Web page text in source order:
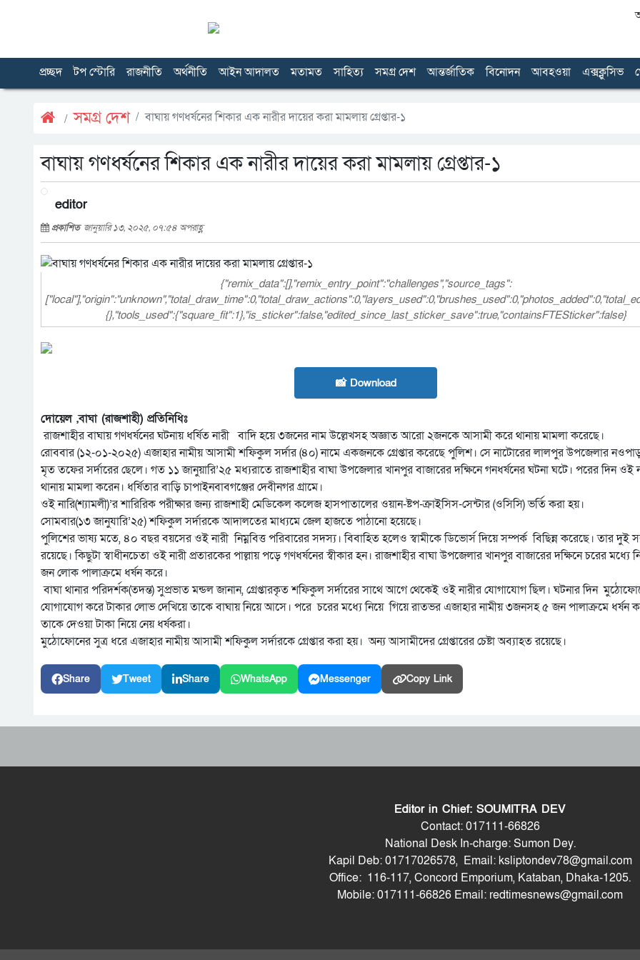
প্রচ্ছদ টপ স্টোরি রাজনীতি অর্থনীতি আইন আদালত মতামত সাহিত্য সমগ্র দেশ আন্তর্জাতিক বিনোদন আবহওয়া এক্সক্লুসিভ
সমগ্র দেশ বাঘায় গণধর্ষনের শিকার এক নারীর দায়ের করা মামলায় গ্রেপ্তার-১
বাঘায় গণধর্ষনের শিকার এক নারীর দায়ের করা মামলায় গ্রেপ্তার-১
editor
প্রকাশিত জানুয়ারি ১৩, ২০২৫, ০৭:৫৪ অপরাহ্ণ
{"remix_data":[],"remix_entry_point":"challenges","source_tags":
{},"tools_used":{"square_fit":1},"is_sticker":false,"edited_since_last_sticker_save":true,"containsFTESticker":false}
📸 Download
দোয়েল ,বাঘা (রাজশাহী) প্রতিনিধিঃ
রাজশাহীর বাঘায় গণধর্ষনের ঘটনায় ধর্ষিত নারী বাদি হয়ে ৩জনের নাম উল্লেখসহ অজ্ঞাত আরো ২জনকে আসামী করে থানায় মামলা করেছে।
রোববার (১২-০১-২০২৫) এজাহার নামীয় আসামী শফিকুল সর্দার (৪০) নামে একজনকে গ্রেপ্তার করেছে পুলিশ। সে নাটোরের লালপুর উপজেলার
মৃত তফের সর্দারের ছেলে। গত ১১ জানুয়ারি’২৫ মধ্যরাতে রাজশাহীর বাঘা উপজেলার খানপুর বাজারের দক্ষিনে গনধর্ষনের ঘটনা ঘটে। পরের দিন ওই
থানায় মামলা করেন। ধর্ষিতার বাড়ি চাপাইনবাবগঞ্জের দেবীনগর গ্রামে।
ওই নারি(শ্যামলী)’র শারিরিক পরীক্ষার জন্য রাজশাহী মেডিকেল কলেজ হাসপাতালের ওয়ান-ষ্টপ-ক্রাইসিস-সেন্টার (ওসিসি) ভর্তি করা হয়।
সোমবার(১৩ জানুযারি’২৫) শফিকুল সর্দারকে আদালতের মাধ্যমে জেল হাজতে পাঠানো হয়েছে।
পুলিশের ভাষ্য মতে, ৪০ বছর বয়সের ওই নারী নিম্নবিত্ত পরিবারের সদস্য। বিবাহিত হলেও স্বামীকে ডিভোর্স দিয়ে সম্পর্ক বিছিন্ন করেছে। তার দুই
রয়েছে। কিছুটা স্বাধীনচেতা ওই নারী প্রতারকের পাল্লায় পড়ে গণধর্ষনের স্বীকার হন। রাজশাহীর বাঘা উপজেলার খানপুর বাজারের দক্ষিনে চরের মধ্যে
জন লোক পালাক্রমে ধর্ষন করে।
বাঘা থানার পরিদর্শক(তদন্ত) সুপ্রভাত মন্ডল জানান, গ্রেপ্তারকৃত শফিকুল সর্দারের সাথে আগে থেকেই ওই নারীর যোগাযোগ ছিল। ঘটনার দিন
যোগাযোগ করে টাকার লোভ দেখিয়ে তাকে বাঘায় নিয়ে আসে। পরে চরের মধ্যে নিয়ে গিয়ে রাতভর এজাহার নামীয় ৩জনসহ ৫ জন পালাক্রমে ধর্ষন
তাকে দেওয়া টাকা নিয়ে নেয় ধর্ষকরা।
মুঠোফোনের সুত্র ধরে এজাহার নামীয় আসামী শফিকুল সর্দারকে গ্রেপ্তার করা হয়। অন্য আসামীদের গ্রেপ্তারের চেষ্টা অব্যাহত রয়েছে।
Share Tweet Share WhatsApp Messenger Copy Link
Editor in Chief: SOUMITRA DEV
Contact: 017111-66826
National Desk In-charge: Sumon Dey.
Kapil Deb: 01717026578, Email: ksliptondev78@gmail.com
Office: 116-117, Concord Emporium, Kataban, Dhaka-1205.
Mobile: 017111-66826 Email: redtimesnews@gmail.com